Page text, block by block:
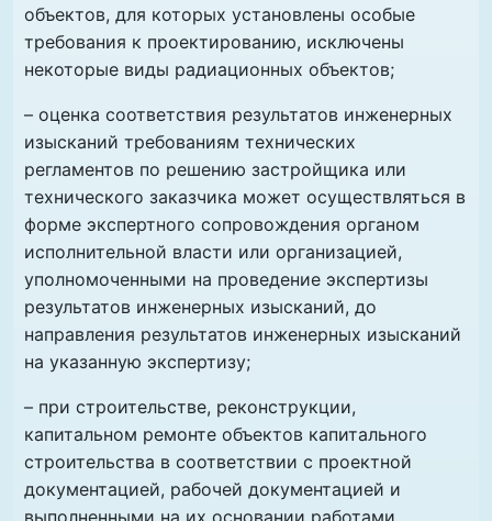
объектов, для которых установлены особые
требования к проектированию, исключены
некоторые виды радиационных объектов;
– оценка соответствия результатов инженерных
изысканий требованиям технических
регламентов по решению застройщика или
технического заказчика может осуществляться в
форме экспертного сопровождения органом
исполнительной власти или организацией,
уполномоченными на проведение экспертизы
результатов инженерных изысканий, до
направления результатов инженерных изысканий
на указанную экспертизу;
– при строительстве, реконструкции,
капитальном ремонте объектов капитального
строительства в соответствии с проектной
документацией, рабочей документацией и